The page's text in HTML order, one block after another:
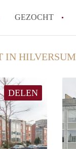
GEZOCHT
IN HILVERSUM
DELEN